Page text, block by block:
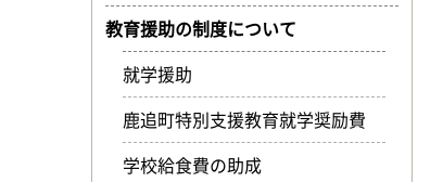
教育援助の制度について
就学援助
鹿追町特別支援教育就学奨励費
学校給食費の助成